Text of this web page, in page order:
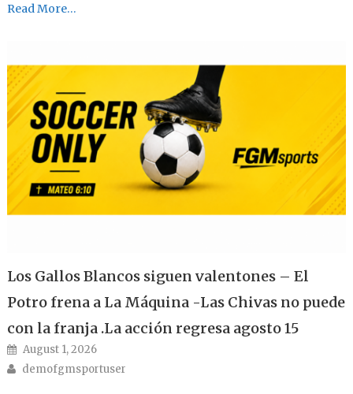
Read More…
Los Gallos Blancos siguen valentones – El
Potro frena a La Máquina -Las Chivas no puede
con la franja .La acción regresa agosto 15
Posted on
August 1, 2026
Author
demofgmsportuser